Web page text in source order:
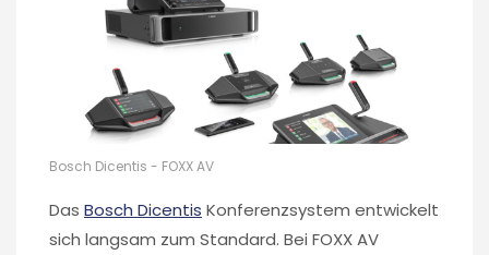
Bosch Dicentis - FOXX AV
Das Bosch Dicentis Konferenzsystem entwickelt
sich langsam zum Standard. Bei FOXX AV